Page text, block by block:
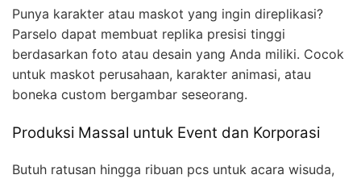
Punya karakter atau maskot yang ingin direplikasi?
Parselo dapat membuat replika presisi tinggi
berdasarkan foto atau desain yang Anda miliki. Cocok
untuk maskot perusahaan, karakter animasi, atau
boneka custom bergambar seseorang.
Produksi Massal untuk Event dan Korporasi
Butuh ratusan hingga ribuan pcs untuk acara wisuda,